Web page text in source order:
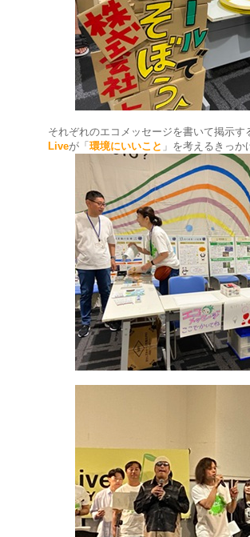
それぞれのエコメッセージを書いて掲示
Liveが「 環境にいいこと 」を考えるきっ